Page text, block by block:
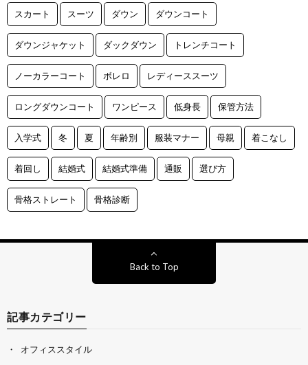
スカート スーツ ダウン ダウンコート
ダウンジャケット ダックダウン トレンチコート
ノーカラーコート ボレロ レディーススーツ
ロングダウンコート ワンピース 低身長 保管方法
入学式 冬 夏 年齢別 服装マナー 母親 着こなし
着回し 結婚式 結婚式準備 通販 選び方
骨格ストレート 骨格診断
Back to Top
記事カテゴリー
オフィススタイル